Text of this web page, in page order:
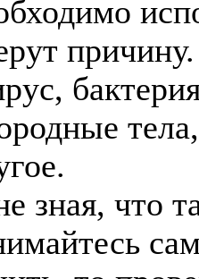
зная, что